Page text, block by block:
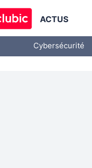
ACTUS
Cybersécurité